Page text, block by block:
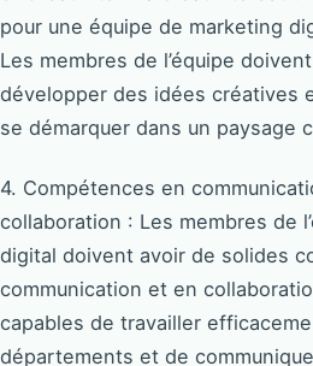
pour une équipe de marketing
Les membres de l’équipe
développer des idées créatives
se démarquer dans un paysage
4. Compétences en
collaboration : Les membres de
digital doivent avoir de solides
communication et en
capables de travailler
départements et de